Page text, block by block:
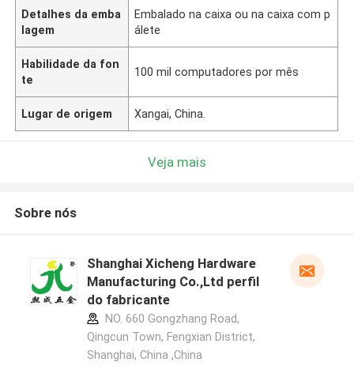
Detalhes da emba
lagem
Embalado na caixa ou na caixa com p
álete
Habilidade da fon
te
100 mil computadores por mês
Lugar de origem Xangai, China.
Veja mais
Sobre nós
Shanghai Xicheng Hardware
Manufacturing Co.,Ltd perfil
do fabricante
NO. 660 Gongzhang Road,
Qingcun Town, Fengxian District,
Shanghai, China ,China